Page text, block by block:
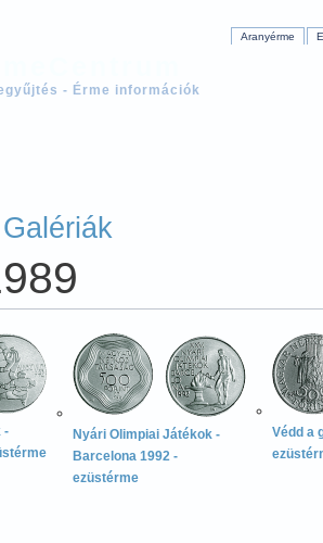
- Érme információk
Aranyérme
Galériák
-
Nyári Olimpiai Játékok -
Barcelona 1992 -
ezüstérme
Védd a